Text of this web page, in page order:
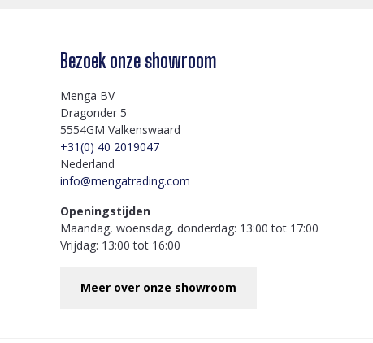
Bezoek onze showroom
Menga BV
Dragonder 5
5554GM Valkenswaard
+31(0) 40 2019047
Nederland
info@mengatrading.com
Openingstijden
Maandag, woensdag, donderdag: 13:00 tot 17:00
Vrijdag: 13:00 tot 16:00
Meer over onze showroom